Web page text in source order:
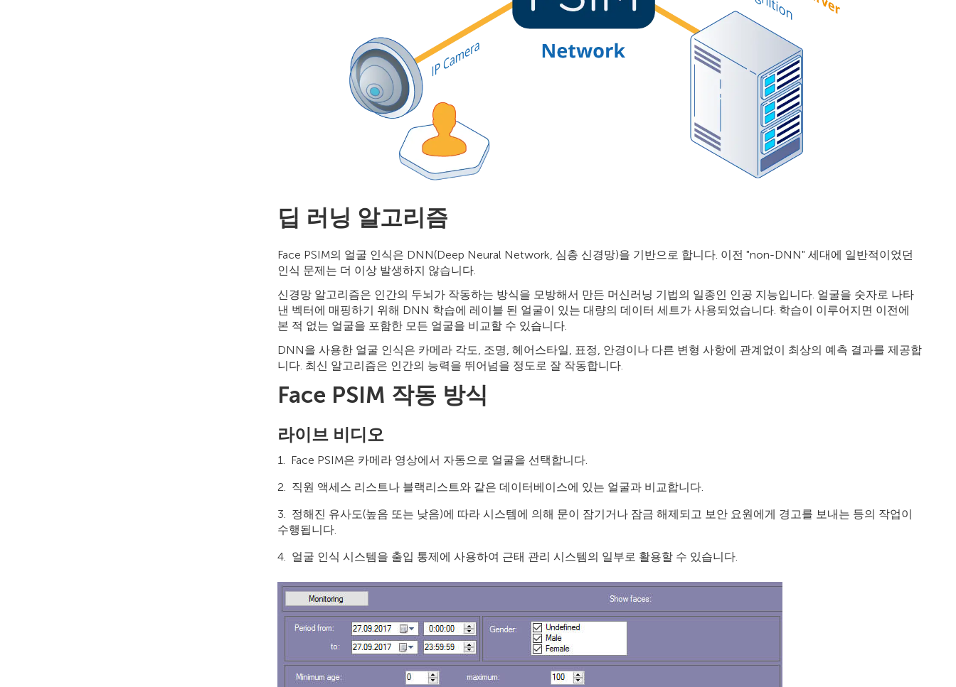
딥 러닝 알고리즘
Face PSIM의 얼굴 인식은 DNN(Deep Neural Network, 심층 신경망)을 기반으로 합니다. 이전 "non-DNN" 세대에 일반적이었던
인식 문제는 더 이상 발생하지 않습니다.
신경망 알고리즘은 인간의 두뇌가 작동하는 방식을 모방해서 만든 머신러닝 기법의 일종인 인공 지능입니다. 얼굴을 숫자로 나타
낸 벡터에 매핑하기 위해 DNN 학습에 레이블 된 얼굴이 있는 대량의 데이터 세트가 사용되었습니다. 학습이 이루어지면 이전에
본 적 없는 얼굴을 포함한 모든 얼굴을 비교할 수 있습니다.
DNN을 사용한 얼굴 인식은 카메라 각도, 조명, 헤어스타일, 표정, 안경이나 다른 변형 사항에 관계없이 최상의 예측 결과를 제공합
니다. 최신 알고리즘은 인간의 능력을 뛰어넘을 정도로 잘 작동합니다.
Face PSIM 작동 방식
라이브 비디오
Face PSIM은 카메라 영상에서 자동으로 얼굴을 선택합니다.
직원 액세스 리스트나 블랙리스트와 같은 데이터베이스에 있는 얼굴과 비교합니다.
정해진 유사도(높음 또는 낮음)에 따라 시스템에 의해 문이 잠기거나 잠금 해제되고 보안 요원에게 경고를 보내는 등의 작업이
수행됩니다.
얼굴 인식 시스템을 출입 통제에 사용하여 근태 관리 시스템의 일부로 활용할 수 있습니다.